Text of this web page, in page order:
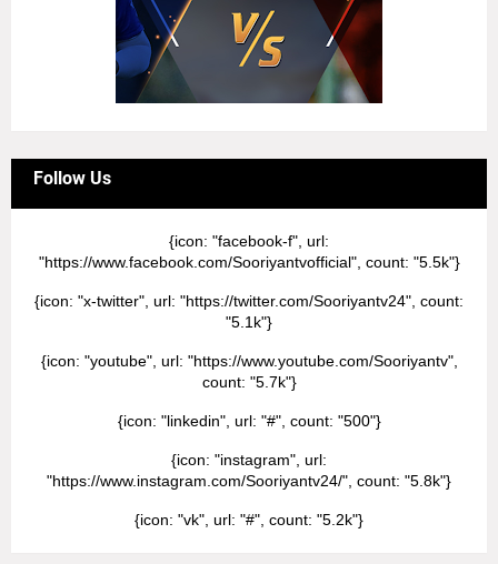
Follow Us
{icon: "facebook-f", url:
"https://www.facebook.com/Sooriyantvofficial", count: "5.5k"}
{icon: "x-twitter", url: "https://twitter.com/Sooriyantv24", count:
"5.1k"}
{icon: "youtube", url: "https://www.youtube.com/Sooriyantv",
count: "5.7k"}
{icon: "linkedin", url: "#", count: "500"}
{icon: "instagram", url:
"https://www.instagram.com/Sooriyantv24/", count: "5.8k"}
{icon: "vk", url: "#", count: "5.2k"}